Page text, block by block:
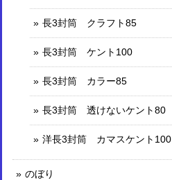
長3封筒 クラフト85
長3封筒 ケント100
長3封筒 カラー85
長3封筒 透けないケント80
洋長3封筒 カマスケント100
のぼり